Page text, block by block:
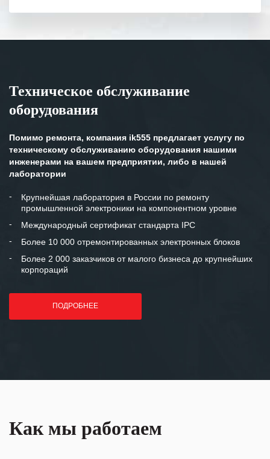
Особенно хочется отметить высокую
клиентоориентированность
готовность помочь в самых сложных
Мы высоко ценим сложившиеся
и доверительные партнерские
отношения и искренне желаем
«Инженерной компании «555» долгих
лет успеха и процветания.
Техническое обслуживание
оборудования
Помимо ремонта, компания ik555 предлагает услугу по
техническому обслуживанию оборудования нашими
инженерами на вашем предприятии, либо в нашей
лаборатории
Крупнейшая лаборатория в России по ремонту
промышленной электроники на компонентном уровне
Международный сертификат стандарта IPC
Более 10 000 отремонтированных электронных блоков
Более 2 000 заказчиков от малого бизнеса до крупнейших
корпораций
ПОДРОБНЕЕ
Как мы работаем